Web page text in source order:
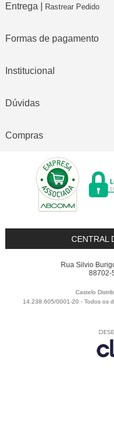
Entrega | Rastrear Pedido
Formas de pagamento
Institucional
Dúvidas
Compras
CENTRAL
Rua Silvio
88702-
Castelo
14.238.605/0001-20 - Todos os